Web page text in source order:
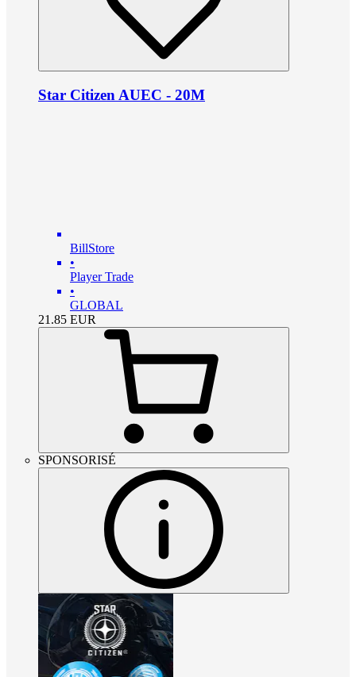
Star Citizen AUEC - 20M
BillStore
•
Player Trade
•
GLOBAL
21.85 EUR
SPONSORISÉ